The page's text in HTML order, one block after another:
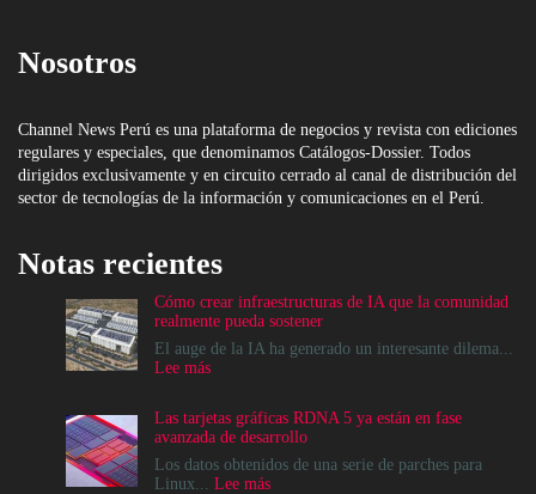
Nosotros
Channel News Perú es una plataforma de negocios y revista con ediciones
regulares y especiales, que denominamos Catálogos-Dossier. Todos
dirigidos exclusivamente y en circuito cerrado al canal de distribución del
sector de tecnologías de la información y comunicaciones en el Perú.
Notas recientes
Cómo crear infraestructuras de IA que la comunidad
realmente pueda sostener
El auge de la IA ha generado un interesante dilema...
Lee más:
infraestructuras
de
IA
que
Las tarjetas gráficas RDNA 5 ya están en fase
avanzada de desarrollo
Los datos obtenidos de una serie de parches para
Linux... Lee más: